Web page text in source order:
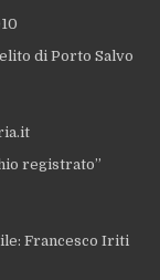
di Porto Salvo
registrato”
Francesco Iriti